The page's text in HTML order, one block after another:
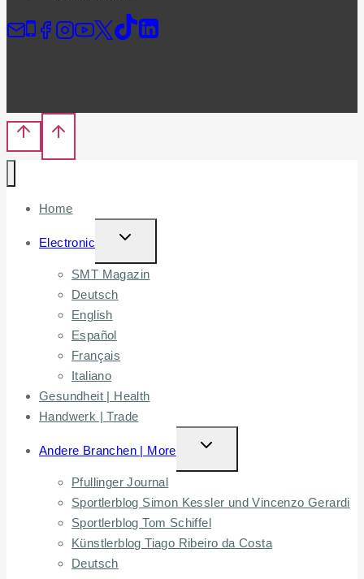
Home
Electronic
TOGGLE
CHILD
MENU
SMT Magazin
Deutsch
English
Español
Français
Italiano
Gesundheit | Health
Handwerk | Trade
Andere Branchen | More
TOGGLE
CHILD
Pfullinger Journal
Sportlerblog Simon Kessler und Vincenzo Gerardi
Sportlerblog Tom Schiffel
Künstlerblog Tiago Ribeiro da Costa
Deutsch